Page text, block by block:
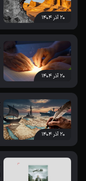
۲۰ آذر ۱۴۰۴
۲۰ آذر ۱۴۰۴
۲۰ آذر ۱۴۰۴